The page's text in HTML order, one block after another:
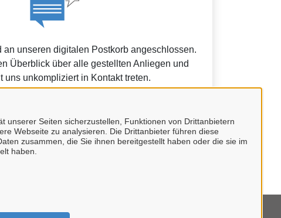
unserer Seiten sicherzustellen, Funktionen von Drittanbietern
Webseite zu analysieren. Die Drittanbieter führen diese
zusammen, die Sie ihnen bereitgestellt haben oder die sie im
haben.
unseren digitalen Postkorb angeschlossen.
Überblick über alle gestellten Anliegen und
uns unkompliziert in Kontakt treten.
Bundes.